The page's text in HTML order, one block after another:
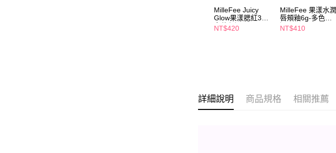
MilleFee Juicy
Glow果漾腮紅3g-
多款任選
NT$420
MilleFee 果漾水潤
唇頰釉6g-多色任
選
NT$410
詳細說明 商品規格 相關推薦